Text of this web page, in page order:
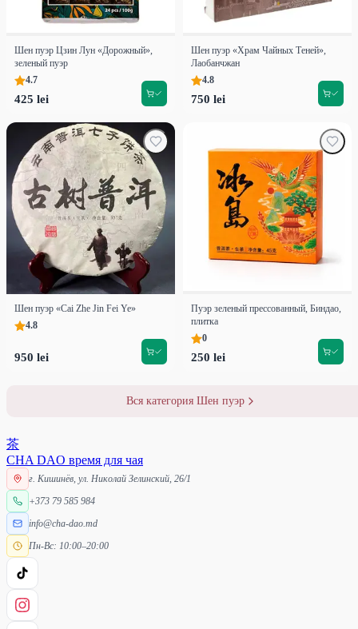
Шен пуэр Цзин Лун «Дорожный»,
зеленый пуэр
4.7
425 lei
Шен пуэр «Храм Чайных Теней»,
Лаобанчжан
4.8
750 lei
Шен пуэр «Cai Zhe Jin Fei Ye»
4.8
950 lei
Пуэр зеленый прессованный, Биндао,
плитка
0
250 lei
Вся категория Шен пуэр
茶
CHA DAO время для чая
г. Кишинёв, ул. Николай Зелинский, 26/1
+373 79 585 984
info@cha-dao.md
Пн-Вс: 10:00–20:00